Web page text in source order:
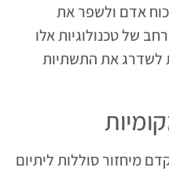
אדם ולשפר את
של טכנולוגיות אלו
לשדרג את התשתיות
מיחזור סוללות ליתיום